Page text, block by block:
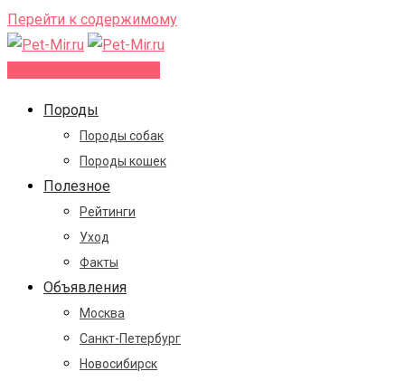
Перейти к содержимому
Породы
Породы собак
Породы кошек
Полезное
Рейтинги
Уход
Факты
Объявления
Москва
Санкт-Петербург
Новосибирск